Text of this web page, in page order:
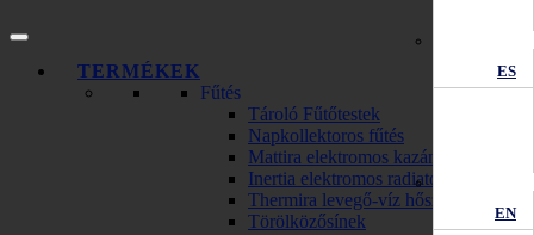
ES
EN
TERMÉKEK
Fűtés
Tároló Fűtőtestek
Napkollektoros fűtés
Mattira elektromos kazánok
Inertia elektromos radiator
Thermira levegő-víz hőszivattyú
Törölközősínek